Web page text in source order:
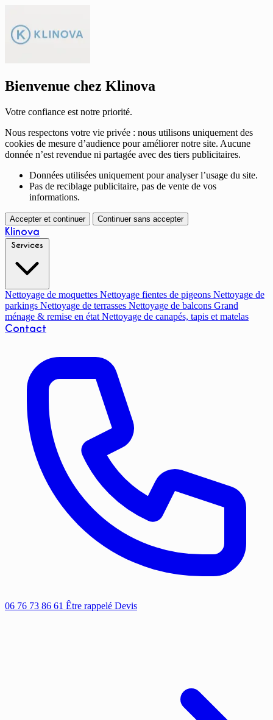
Bienvenue chez Klinova
Votre confiance est notre priorité.
Nous respectons votre vie privée : nous utilisons uniquement des
cookies de mesure d’audience pour améliorer notre site. Aucune
donnée n’est revendue ni partagée avec des tiers publicitaires.
Données utilisées uniquement pour analyser l’usage du site.
Pas de reciblage publicitaire, pas de vente de vos
informations.
Accepter et continuer Continuer sans accepter
Klinova
Nettoyage de moquettes Nettoyage fientes de pigeons Nettoyage de
parkings Nettoyage de terrasses Nettoyage de balcons Grand
ménage & remise en état Nettoyage de canapés, tapis et matelas
Contact
06 76 73 86 61 Être rappelé Devis